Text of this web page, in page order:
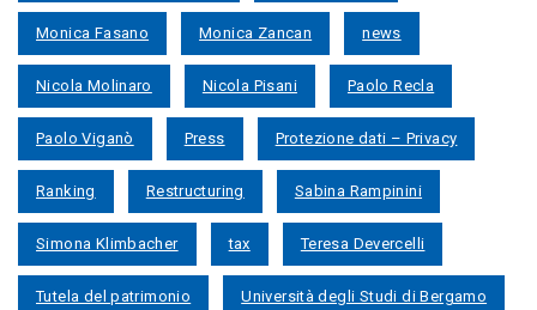
Monica Fasano Monica Zancan news
Nicola Molinaro Nicola Pisani Paolo Recla
Paolo Viganò Press Protezione dati – Privacy
Ranking Restructuring Sabina Rampinini
Simona Klimbacher tax Teresa Devercelli
Tutela del patrimonio Università degli Studi di Bergamo